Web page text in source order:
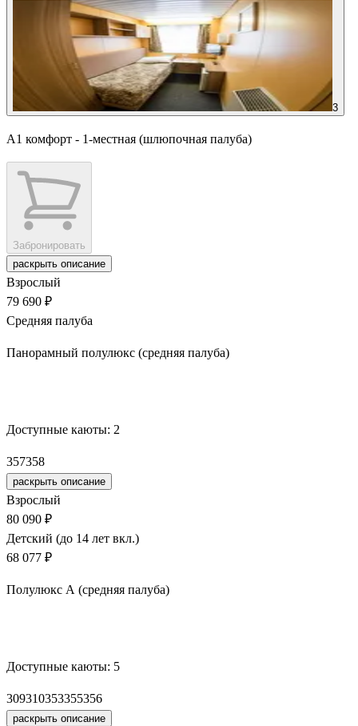
3
А1 комфорт - 1-местная (шлюпочная палуба)
Забронировать
раскрыть описание
Взрослый
79 690 ₽
Средняя палуба
Панорамный полулюкс (средняя палуба)
Доступные каюты: 2
357358
раскрыть описание
Взрослый
80 090 ₽
Детский (до 14 лет вкл.)
68 077 ₽
Полулюкс А (средняя палуба)
Доступные каюты: 5
309310353355356
раскрыть описание